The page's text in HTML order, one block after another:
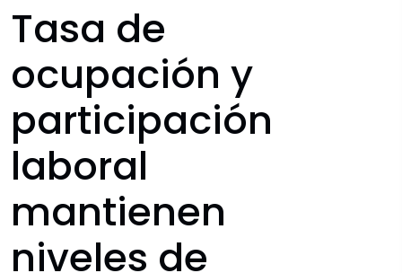
Tasa de
ocupación y
participación
laboral
mantienen
niveles de